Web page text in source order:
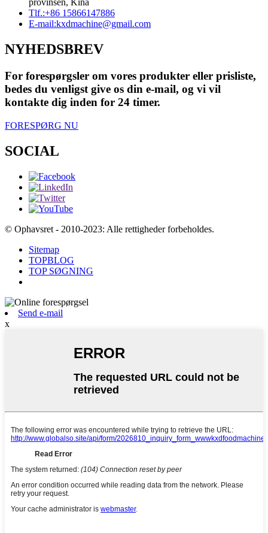
provinsen, Kina
Tlf.:+86 15866147886
E-mail:kxdmachine@gmail.com
NYHEDSBREV
For forespørgsler om vores produkter eller prisliste,
bedes du venligst give os din e-mail, og vi vil
kontakte dig inden for 24 timer.
FORESPØRG NU
SOCIAL
© Ophavsret - 2010-2023: Alle rettigheder forbeholdes.
Sitemap
TOPBLOG
TOP SØGNING
Send e-mail
x